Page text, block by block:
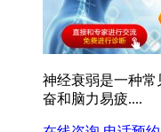
神经衰弱是一种
奋和脑力易疲....